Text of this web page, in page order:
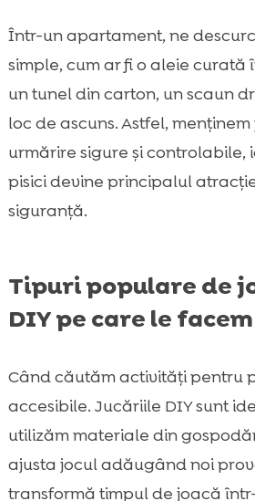
Într-un apartament, ne
simple, cum ar fi o aleie curată
un tunel din carton, un scaun
loc de ascuns. Astfel,
urmărire sigure și controlabile,
pisici devine principalul
siguranță.
Tipuri populare de
DIY pe care le
Când căutăm activități pentru
accesibile. Jucăriile DIY sunt
utilizăm materiale din
ajusta jocul adăugând noi
transformă timpul de joacă